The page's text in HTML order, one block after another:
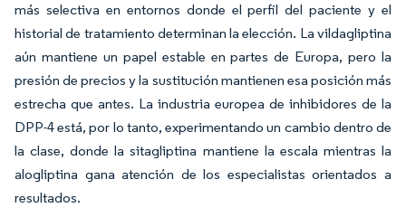
más selectiva en entornos donde el perfil del paciente y el
historial de tratamiento determinan la elección. La vildagliptina
aún mantiene un papel estable en partes de Europa, pero la
presión de precios y la sustitución mantienen esa posición más
estrecha que antes. La industria europea de inhibidores de la
DPP-4 está, por lo tanto, experimentando un cambio dentro de
la clase, donde la sitagliptina mantiene la escala mientras la
alogliptina gana atención de los especialistas orientados a
resultados.